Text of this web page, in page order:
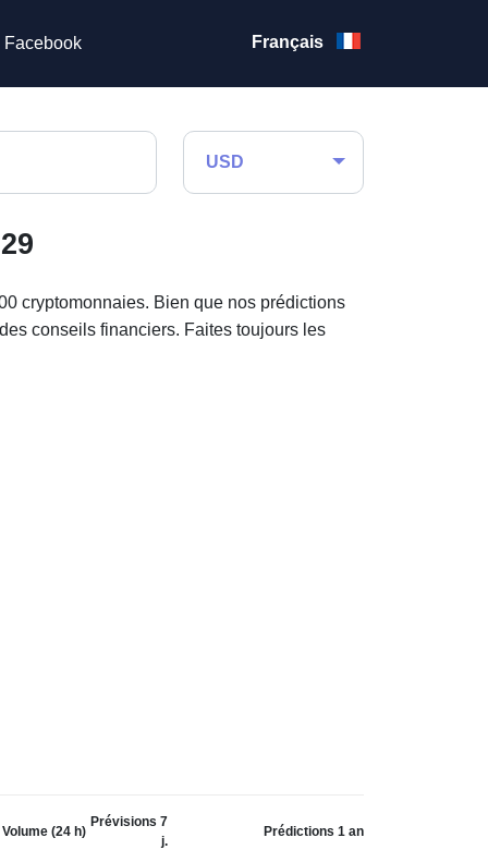
Facebook Français
USD
cryptomonnaies. Bien que nos prédictions
conseils financiers. Faites toujours les
Volume (24 h)
Prévisions 7
j.
Prédictions 1 an